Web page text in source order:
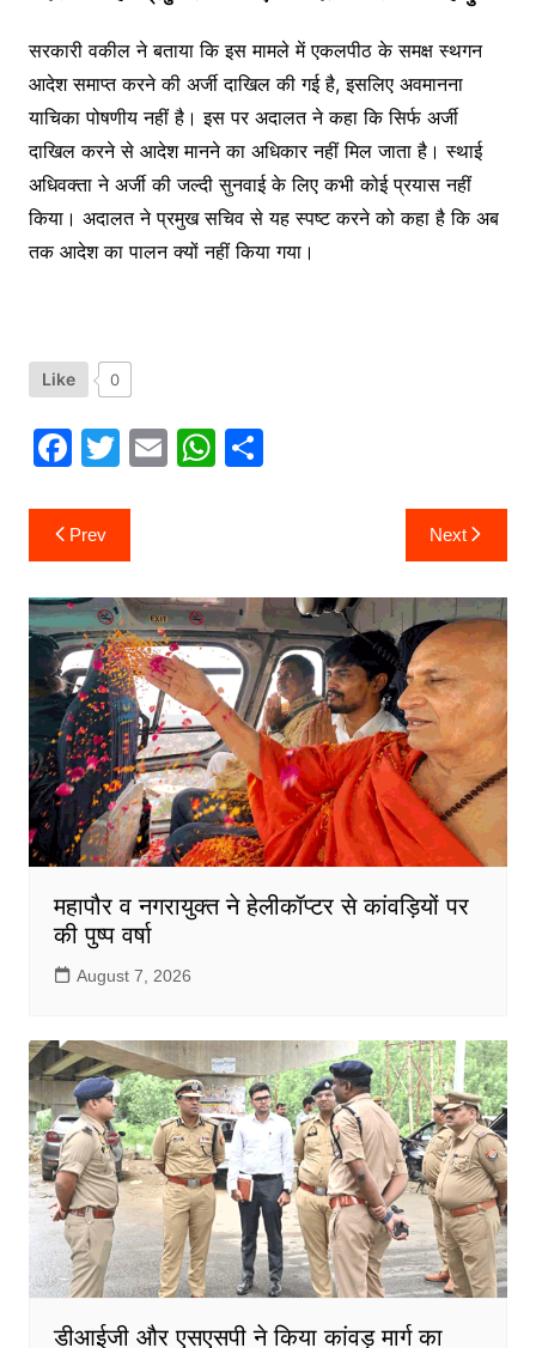
सरकारी वकील ने बताया कि इस मामले में एकलपीठ के समक्ष स्थगन
आदेश समाप्त करने की अर्जी दाखिल की गई है, इसलिए अवमानना
याचिका पोषणीय नहीं है। इस पर अदालत ने कहा कि सिर्फ अर्जी
दाखिल करने से आदेश मानने का अधिकार नहीं मिल जाता है। स्थाई
अधिवक्ता ने अर्जी की जल्दी सुनवाई के लिए कभी कोई प्रयास नहीं
किया। अदालत ने प्रमुख सचिव से यह स्पष्ट करने को कहा है कि अब
तक आदेश का पालन क्यों नहीं किया गया।
Like 0
F
c
e
b
o
o
k
T
itt
er
E W
A
p
p
S
Post
navigation
Prev Next
महापौर व नगरायुक्त ने हेलीकॉप्टर से कांवड़ियों पर
की पुष्प वर्षा
August 7, 2026
डीआईजी और एसएसपी ने किया कांवड़ मार्ग का